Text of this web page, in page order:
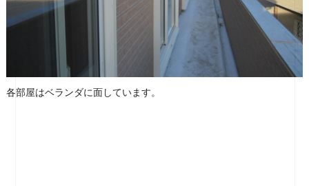
各部屋はベランダに面しています。